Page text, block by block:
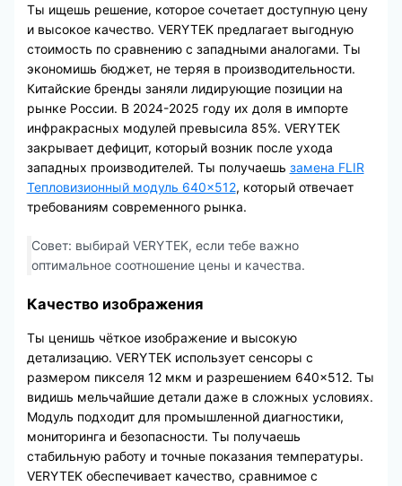
Ты ищешь решение, которое сочетает доступную цену
и высокое качество. VERYTEK предлагает выгодную
стоимость по сравнению с западными аналогами. Ты
экономишь бюджет, не теряя в производительности.
Китайские бренды заняли лидирующие позиции на
рынке России. В 2024-2025 году их доля в импорте
инфракрасных модулей превысила 85%. VERYTEK
закрывает дефицит, который возник после ухода
западных производителей. Ты получаешь замена FLIR
Тепловизионный модуль 640×512, который отвечает
требованиям современного рынка.
Совет: выбирай VERYTEK, если тебе важно
оптимальное соотношение цены и качества.
Качество изображения
Ты ценишь чёткое изображение и высокую
детализацию. VERYTEK использует сенсоры с
размером пикселя 12 мкм и разрешением 640×512. Ты
видишь мельчайшие детали даже в сложных условиях.
Модуль подходит для промышленной диагностики,
мониторинга и безопасности. Ты получаешь
стабильную работу и точные показания температуры.
VERYTEK обеспечивает качество, сравнимое с